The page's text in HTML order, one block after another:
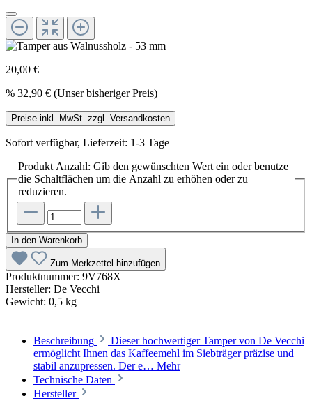
20,00 €
% 32,90 € (Unser bisheriger Preis)
Preise inkl. MwSt. zzgl. Versandkosten
Sofort verfügbar, Lieferzeit: 1-3 Tage
Produkt Anzahl: Gib den gewünschten Wert ein oder benutze
die Schaltflächen um die Anzahl zu erhöhen oder zu
reduzieren.
In den Warenkorb
Zum Merkzettel hinzufügen
Produktnummer: 9V768X
Hersteller: De Vecchi
Gewicht: 0,5 kg
Beschreibung
Dieser hochwertiger Tamper von De Vecchi
ermöglicht Ihnen das Kaffeemehl im Siebträger präzise und
stabil anzupressen. Der e… Mehr
Technische Daten
Hersteller